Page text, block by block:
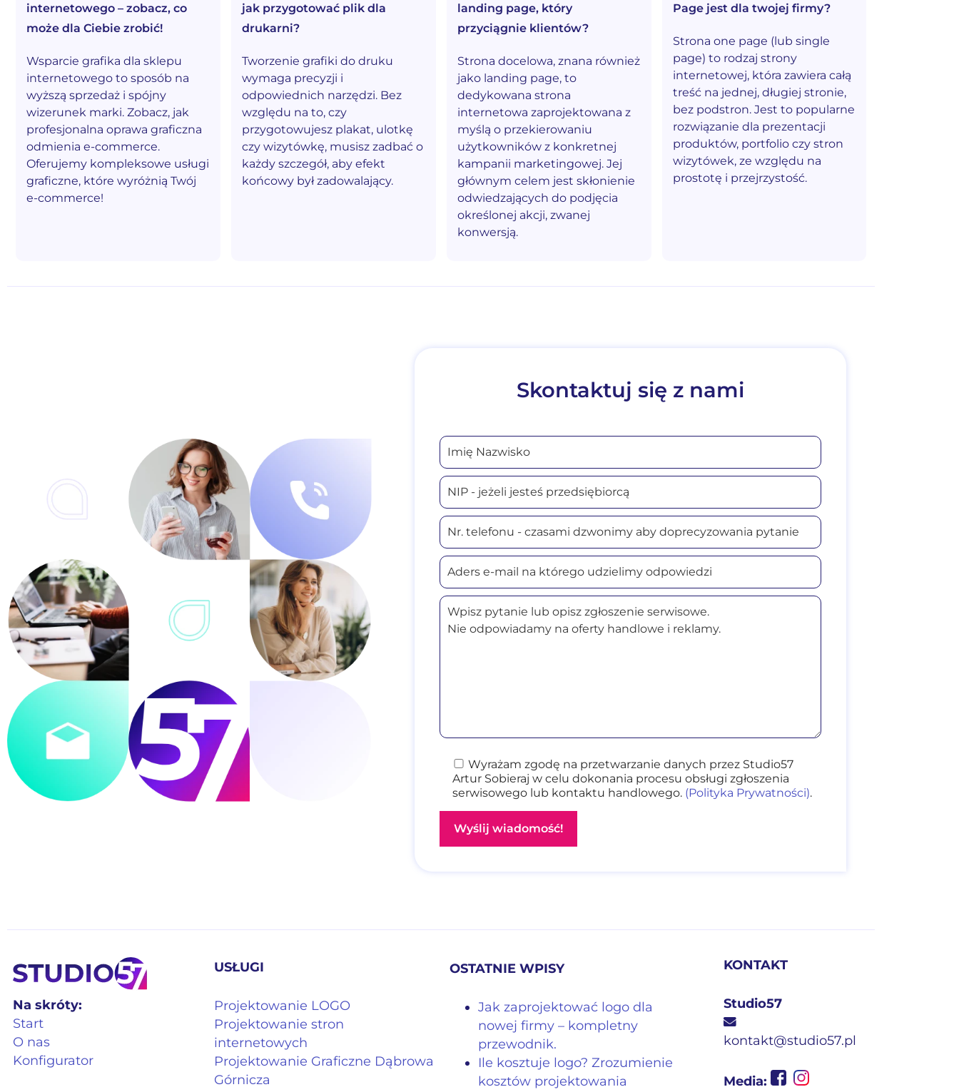
internetowego – zobacz, co
może dla Ciebie zrobić!
Wsparcie grafika dla sklepu
internetowego to sposób na
wyższą sprzedaż i spójny
wizerunek marki. Zobacz, jak
profesjonalna oprawa graficzna
odmienia e-commerce.
Oferujemy kompleksowe usługi
graficzne, które wyróżnią Twój
e-commerce!
jak przygotować plik dla
drukarni?
Tworzenie grafiki do druku
wymaga precyzji i
odpowiednich narzędzi. Bez
względu na to, czy
przygotowujesz plakat, ulotkę
czy wizytówkę, musisz zadbać o
każdy szczegół, aby efekt
końcowy był zadowalający.
landing page, który
przyciągnie klientów?
Strona docelowa, znana również
jako landing page, to
dedykowana strona
internetowa zaprojektowana z
myślą o przekierowaniu
użytkowników z konkretnej
kampanii marketingowej. Jej
głównym celem jest skłonienie
odwiedzających do podjęcia
określonej akcji, zwanej
konwersją.
Page jest dla twojej firmy?
Strona one page (lub single
page) to rodzaj strony
internetowej, która zawiera całą
treść na jednej, długiej stronie,
bez podstron. Jest to popularne
rozwiązanie dla prezentacji
produktów, portfolio czy stron
wizytówek, ze względu na
prostotę i przejrzystość.
Skontaktuj się z nami
Wyrażam zgodę na przetwarzanie danych przez Studio57
Artur Sobieraj w celu dokonania procesu obsługi zgłoszenia
serwisowego lub kontaktu handlowego. (Polityka Prywatności).
Na skróty:
Start
O nas
Konfigurator
USŁUGI
Projektowanie LOGO
Projektowanie stron
internetowych
Projektowanie Graficzne Dąbrowa
Górnicza
OSTATNIE WPISY
Jak zaprojektować logo dla
nowej firmy – kompletny
przewodnik.
Ile kosztuje logo? Zrozumienie
kosztów projektowania
KONTAKT
Studio57
kontakt@studio57.pl
Media: